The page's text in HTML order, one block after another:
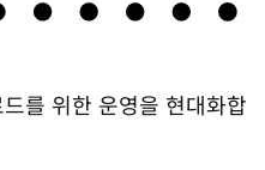
를 위한 운영을 현대화합